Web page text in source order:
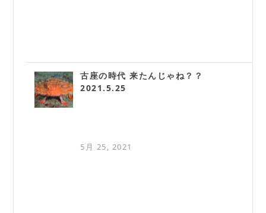
古座の時代 来たんじゃね？？
2021.5.25
5月 25, 2021